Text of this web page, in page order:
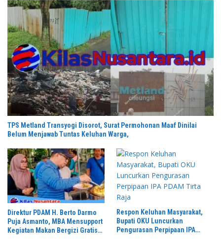
TPS Metland Transyogi Disorot, Surat Permohonan Maaf Dinilai
Belum Menjawab Tuntas Keluhan Warga,
Direktur PDAM H. Berto Darmo
Puja Asmanto, MBA Mensupport
Kegiatan Makan Bergizi Gratis
Respon Keluhan Masyarakat,
Bupati OKU Luncurkan
Pengurasan Perpipaan IPA